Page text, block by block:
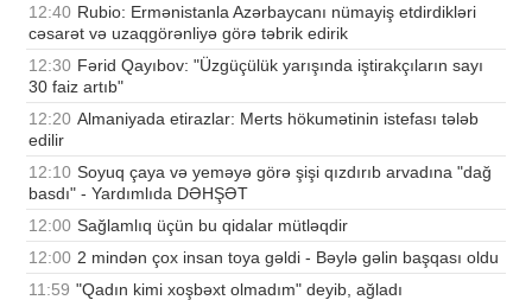
12:40 Rubio: Ermənistanla Azərbaycanı nümayiş etdirdikləri
cəsarət və uzaqgörənliyə görə təbrik edirik
12:30 Fərid Qayıbov: "Üzgüçülük yarışında iştirakçıların sayı
30 faiz artıb"
12:20 Almaniyada etirazlar: Merts hökumətinin istefası tələb
edilir
12:10 Soyuq çaya və yeməyə görə şişi qızdırıb arvadına "dağ
basdı" - Yardımlıda DƏHŞƏT
12:00 Sağlamlıq üçün bu qidalar mütləqdir
12:00 2 mindən çox insan toya gəldi - Bəylə gəlin başqası oldu
11:59 "Qadın kimi xoşbəxt olmadım" deyib, ağladı